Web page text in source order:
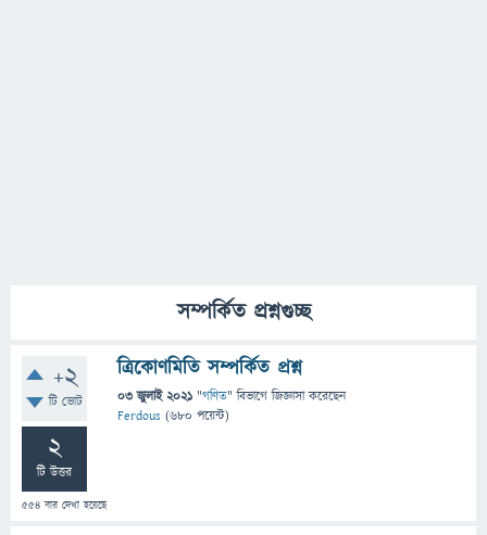
সম্পর্কিত প্রশ্নগুচ্ছ
+2
টি ভোট
2
টি উত্তর
554 বার দেখা হয়েছে
ত্রিকোণমিতি সম্পর্কিত প্রশ্ন
03 জুলাই 2021 "গণিত" বিভাগে জিজ্ঞাসাকরেছেন
Ferdous (680 পয়েন্ট)